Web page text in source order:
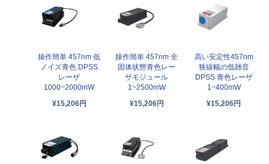
操作簡単 457nm 低
ノイズ青色 DPSS
レーザ
1000~2000mW
¥15,206円
操作簡単 457nm 全
固体状態青色レー
ザモジュール
1~2500mW
¥15,206円
高い安定性457nm
狭線幅の低雑音
DPSS 青色レーザ
1~400mW
¥15,206円